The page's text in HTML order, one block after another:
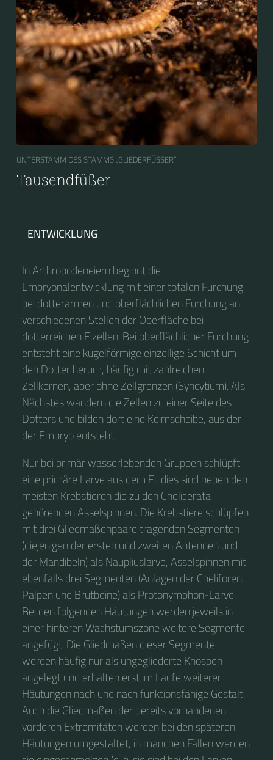
UNTERSTAMM DES STAMMS „GLIEDERFÜSSER“
Tausendfüßer
ENTWICKLUNG
In Arthropodeneiern beginnt die
Embryonalentwicklung mit einer totalen Furchung
bei dotterarmen und oberflächlichen Furchung an
verschiedenen Stellen der Oberfläche bei
dotterreichen Eizellen. Bei oberflächlicher Furchung
entsteht eine kugelförmige einzellige Schicht um
den Dotter herum, häufig mit zahlreichen
Zellkernen, aber ohne Zellgrenzen (Syncytium). Als
Nächstes wandern die Zellen zu einer Seite des
Dotters und bilden dort eine Keimscheibe, aus der
der Embryo entsteht.
Nur bei primär wasserlebenden Gruppen schlüpft
eine primäre Larve aus dem Ei, dies sind neben den
meisten Krebstieren die zu den Chelicerata
gehörenden Asselspinnen. Die Krebstiere schlüpfen
mit drei Gliedmaßenpaare tragenden Segmenten
(diejenigen der ersten und zweiten Antennen und
der Mandibeln) als Naupliuslarve, Asselspinnen mit
ebenfalls drei Segmenten (Anlagen der Cheliforen,
Palpen und Brutbeine) als Protonymphon-Larve.
Bei den folgenden Häutungen werden jeweils in
einer hinteren Wachstumszone weitere Segmente
angefügt. Die Gliedmaßen dieser Segmente
werden häufig nur als ungegliederte Knospen
angelegt und erhalten erst im Laufe weiterer
Häutungen nach und nach funktionsfähige Gestalt.
Auch die Gliedmaßen der bereits vorhandenen
vorderen Extremitäten werden bei den späteren
Häutungen umgestaltet, in manchen Fällen werden